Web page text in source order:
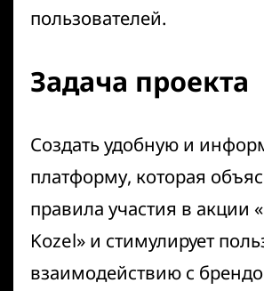
пользователей.
Задача проекта
Создать удобную и
платформу, которая
правила участия в акции
Kozel» и стимулирует
взаимодействию с